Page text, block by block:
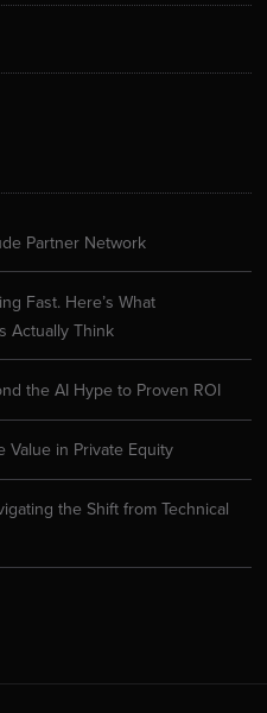
Partner Network
Fast. Here’s What
Actually Think
the AI Hype to Proven ROI
Value in Private Equity
the Shift from Technical